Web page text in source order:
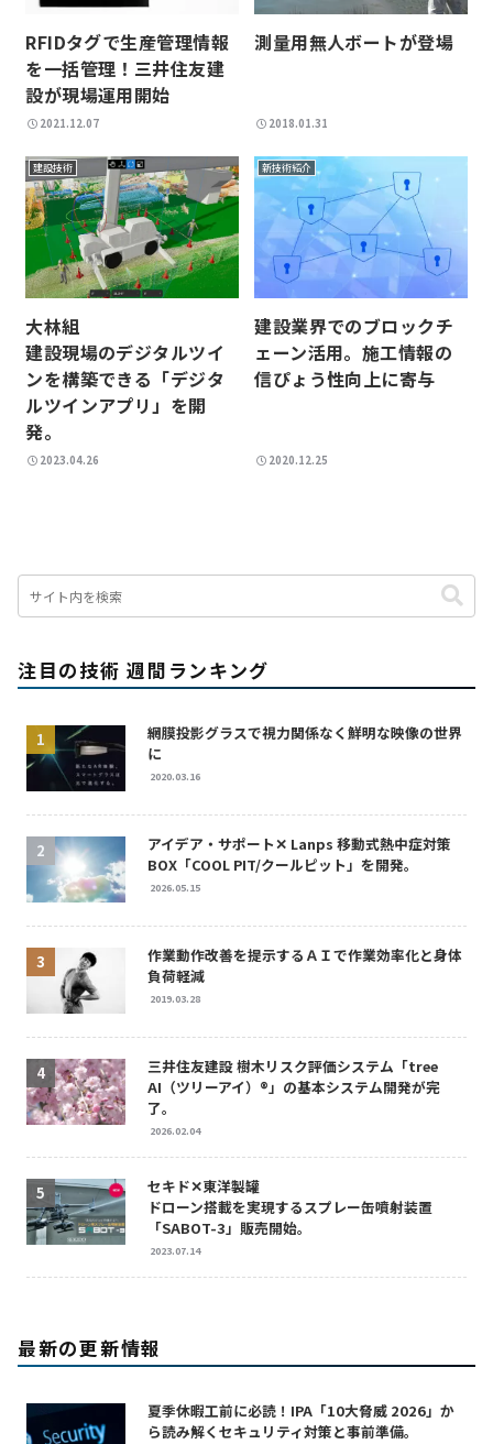
RFIDタグで生産管理情報
を一括管理！三井住友建
設が現場運用開始
2021.12.07
測量用無人ボートが登場
2018.01.31
建設技術
大林組
建設現場のデジタルツイ
ンを構築できる「デジタ
ルツインアプリ」を開
発。
2023.04.26
新技術紹介
建設業界でのブロックチ
ェーン活用。施工情報の
信ぴょう性向上に寄与
2020.12.25
注目の技術 週間ランキング
網膜投影グラスで視力関係なく鮮明な映像の世界
に
2020.03.16
アイデア・サポート✕ Lanps 移動式熱中症対策
BOX「COOL PIT/クールピット」を開発。
2026.05.15
作業動作改善を提示するＡＩで作業効率化と身体
負荷軽減
2019.03.28
三井住友建設 樹木リスク評価システム「tree
AI（ツリーアイ）®」の基本システム開発が完
了。
2026.02.04
セキド✕東洋製罐
ドローン搭載を実現するスプレー缶噴射装置
「SABOT-3」販売開始。
2023.07.14
最新の更新情報
夏季休暇工前に必読！IPA「10大脅威 2026」か
ら読み解くセキュリティ対策と事前準備。